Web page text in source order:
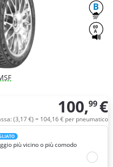
B
69
A
100,99 €
(3,17€) = 104,16€ per pneumatico
più vicino o più comodo